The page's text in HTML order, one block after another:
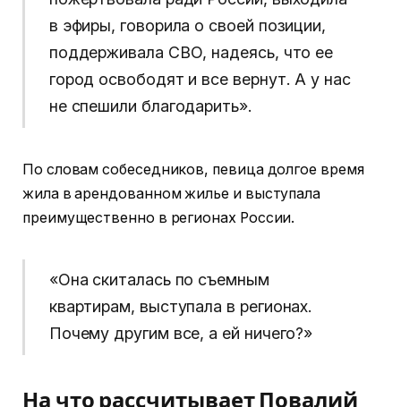
в эфиры, говорила о своей позиции,
поддерживала СВО, надеясь, что ее
город освободят и все вернут. А у нас
не спешили благодарить».
По словам собеседников, певица долгое время
жила в арендованном жилье и выступала
преимущественно в регионах России.
«Она скиталась по съемным
квартирам, выступала в регионах.
Почему другим все, а ей ничего?»
На что рассчитывает Повалий